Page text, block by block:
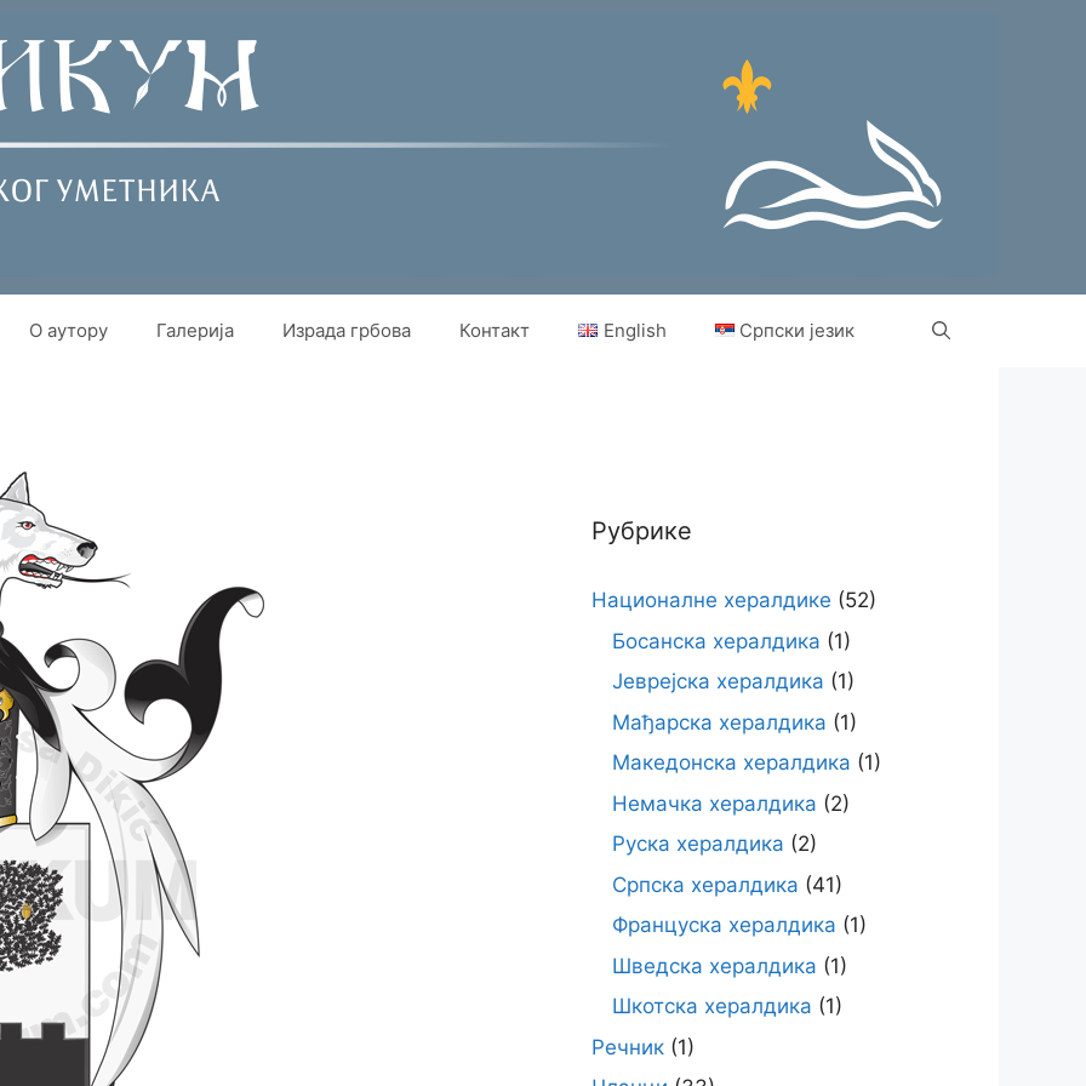
О аутору Галерија Израда грбова Контакт English Српски језик
Рубрике
Националне хералдике (52)
Босанска хералдика (1)
Јеврејска хералдика (1)
Мађарска хералдика (1)
Македонска хералдика (1)
Немачка хералдика (2)
Руска хералдика (2)
Српска хералдика (41)
Француска хералдика (1)
Шведска хералдика (1)
Шкотска хералдика (1)
Речник (1)